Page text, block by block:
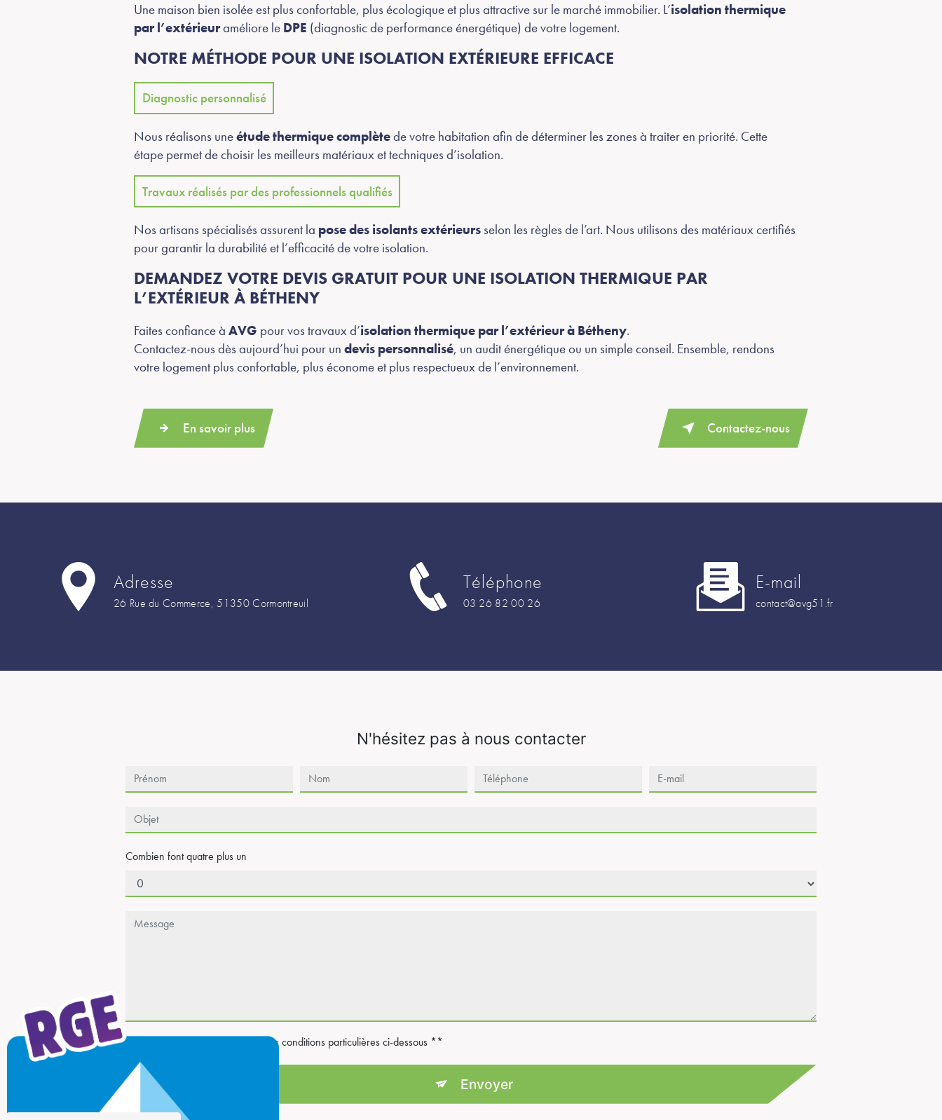
Une maison bien isolée est plus confortable, plus écologique et plus attractive sur le marché immobilier. L’isolation thermique
par l’extérieuraméliore le DPE (diagnostic de performance énergétique) de votre logement.
NOTRE MÉTHODE POUR UNE ISOLATION EXTÉRIEURE EFFICACE
Diagnostic personnalisé
Nous réalisons uneétude thermique complètede votre habitation afin de déterminer les zones à traiter en priorité. Cette
étape permet de choisir les meilleurs matériaux et techniques d’isolation.
Travaux réalisés par des professionnels qualifiés
Nos artisans spécialisés assurent la pose des isolants extérieurs selon les règles de l’art. Nous utilisons des matériaux certifiés
pour garantir la durabilité et l’efficacité de votre isolation.
DEMANDEZ VOTRE DEVIS GRATUIT POUR UNE ISOLATION THERMIQUE PAR
L’EXTÉRIEUR À BÉTHENY
Faites confiance àAVG pour vos travaux d’isolation thermique par l’extérieur à Bétheny.
Contactez-nous dès aujourd’hui pour undevis personnalisé, un audit énergétique ou un simple conseil. Ensemble, rendons
votre logement plus confortable, plus économe et plus respectueux de l’environnement.
En savoir plus Contactez-nous
Adresse
26 Rue du Commerce, 51350 Cormontreuil
Téléphone
03 26 82 00 26
E-mail
contact@avg51.fr
N'hésitez pas à nous contacter
Combien font quatre plus un
En cochant cette case, j'accepte les conditions particulières ci-dessous **
Envoyer